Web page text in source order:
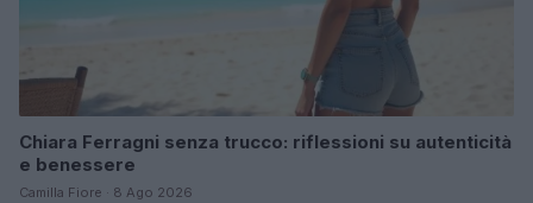
Chiara Ferragni senza trucco: riflessioni su autenticità
e benessere
Camilla Fiore · 8 Ago 2026